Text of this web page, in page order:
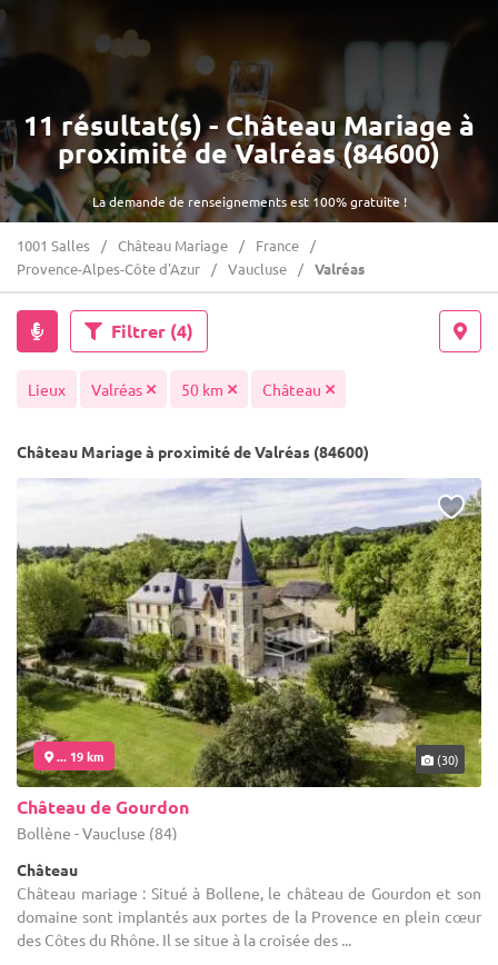
La demande de renseignements est 100% gratuite !
11 résultat(s) - Château Mariage à
proximité de Valréas (84600)
1001 Salles Château Mariage
France
Provence-Alpes-Côte d'Azur
Vaucluse Valréas
Filtrer (4)
Lieux Valréas 50 km Château
Château Mariage à proximité de Valréas (84600)
... 19 km (30)
Château de Gourdon
Bollène - Vaucluse (84)
Château
Château mariage : Situé à Bollene, le château de Gourdon et son
domaine sont implantés aux portes de la Provence en plein cœur
des Côtes du Rhône. Il se situe à la croisée des ...